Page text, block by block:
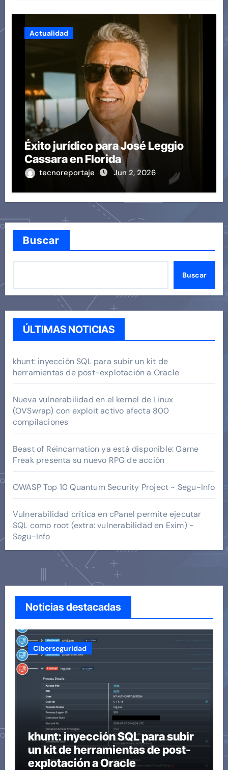
Actualidad
Éxito jurídico para José Leggio
Cassara en Florida
tecnoreportaje Jun 2, 2026
Buscar
Buscar
ÚLTIMAS NOTICIAS
khunt: inyección SQL para subir un kit de
herramientas de post-explotación a Oracle
Nueva vulnerabilidad en el kernel de Linux
(OVSwrap) con exploit activo afecta 800
compilaciones
Beast of Reincarnation ya está disponible: Game
Freak presenta su nuevo RPG de acción
OWASP Top 10 Quantum Security Project ~ Segu-Info
Vulnerabilidad crítica en cPanel permite ejecutar
SQL como root (extra: vulnerabilidad en Exim) ~
Segu-Info
Noticias destacadas
Ciberseguridad
khunt: inyección SQL para subir
un kit de herramientas de post-
explotación a Oracle